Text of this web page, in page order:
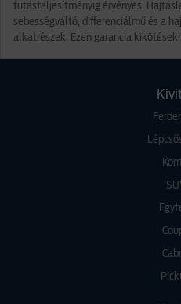
futásteljesítményig érvényes.
sebességváltó, differenciálmű és a
alkatrészek. Ezen garancia